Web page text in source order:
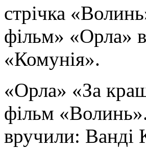
стрічка
фільм» «Орла»
«Комунія».
«Орла» «За
фільм
вручили: Ванді